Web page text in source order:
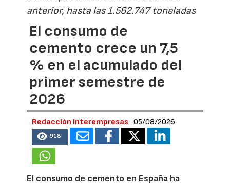
anterior, hasta las 1.562.747 toneladas
El consumo de
cemento crece un 7,5
% en el acumulado del
primer semestre de
2026
Redacción Interempresas 05/08/2026
918
El consumo de cemento en España ha